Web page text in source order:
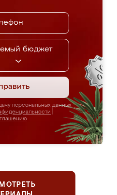
бюджет
персональных данных